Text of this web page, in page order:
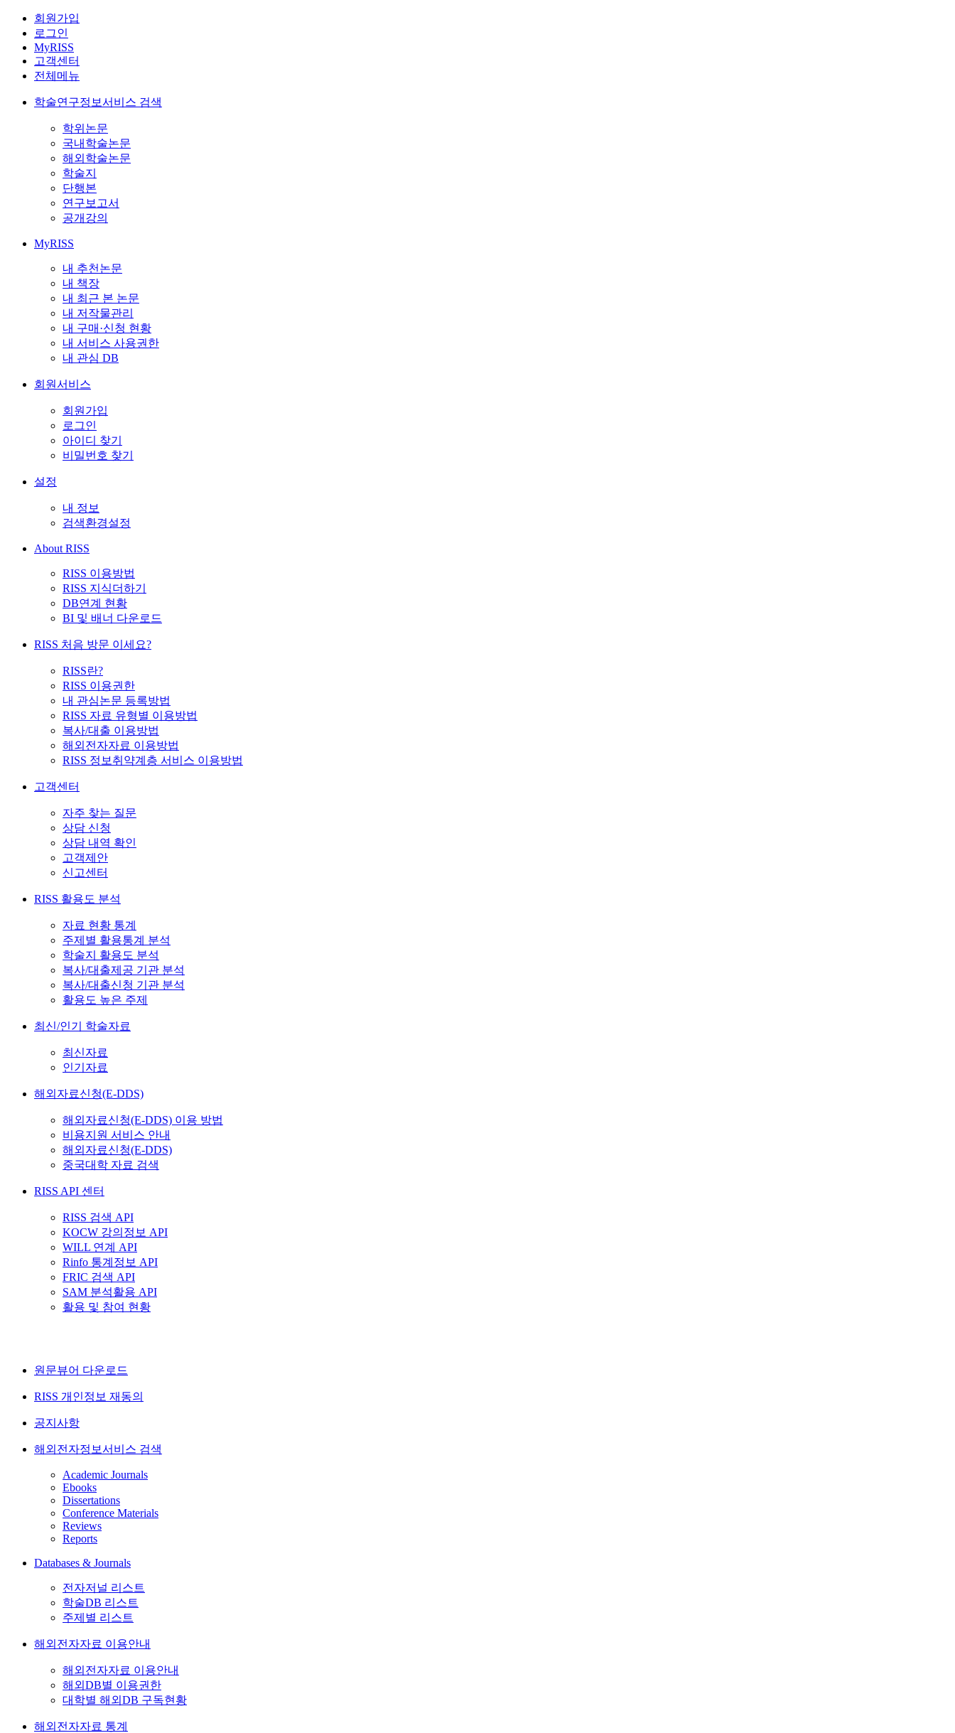
회원가입
로그인
MyRISS
고객센터
전체메뉴
학술연구정보서비스 검색
학위논문
국내학술논문
해외학술논문
학술지
단행본
연구보고서
공개강의
MyRISS
내 추천논문
내 책장
내 최근 본 논문
내 저작물관리
내 구매·신청 현황
내 서비스 사용권한
내 관심 DB
회원서비스
회원가입
로그인
아이디 찾기
비밀번호 찾기
설정
내 정보
검색환경설정
About RISS
RISS 이용방법
RISS 지식더하기
DB연계 현황
BI 및 배너 다운로드
RISS 처음 방문 이세요?
RISS란?
RISS 이용권한
내 관심논문 등록방법
RISS 자료 유형별 이용방법
복사/대출 이용방법
해외전자자료 이용방법
RISS 정보취약계층 서비스 이용방법
고객센터
자주 찾는 질문
상담 신청
상담 내역 확인
고객제안
신고센터
RISS 활용도 분석
자료 현황 통계
주제별 활용통계 분석
학술지 활용도 분석
복사/대출제공 기관 분석
복사/대출신청 기관 분석
활용도 높은 주제
최신/인기 학술자료
최신자료
인기자료
해외자료신청(E-DDS)
해외자료신청(E-DDS) 이용 방법
비용지원 서비스 안내
해외자료신청(E-DDS)
중국대학 자료 검색
RISS API 센터
RISS 검색 API
KOCW 강의정보 API
WILL 연계 API
Rinfo 통계정보 API
FRIC 검색 API
SAM 분석활용 API
활용 및 참여 현황
원문뷰어 다운로드
RISS 개인정보 재동의
공지사항
해외전자정보서비스 검색
Academic Journals
Ebooks
Dissertations
Conference Materials
Reviews
Reports
Databases & Journals
전자저널 리스트
학술DB 리스트
주제별 리스트
해외전자자료 이용안내
해외전자자료 이용안내
해외DB별 이용권한
대학별 해외DB 구독현황
해외전자자료 통계